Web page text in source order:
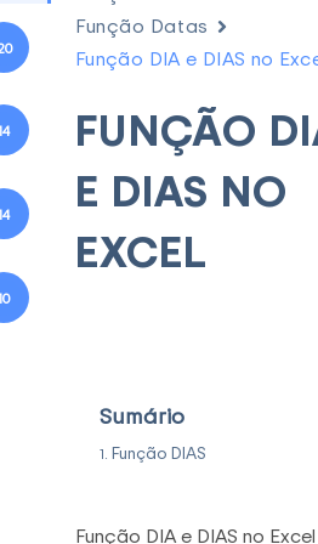
Função Datas
Função DIA e DIAS no
FUNÇÃO
E DIAS NO
EXCEL
Sumário
Função DIAS
Função DIA e DIAS no Excel